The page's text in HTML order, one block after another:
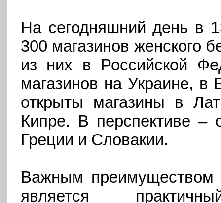
На сегодняшний день в
300 магазинов женского
из них в Российской
магазинов на Украине, в
открыты магазины в
Кипре. В перспективе –
Греции и Словакии.
Важным преимуществом
является